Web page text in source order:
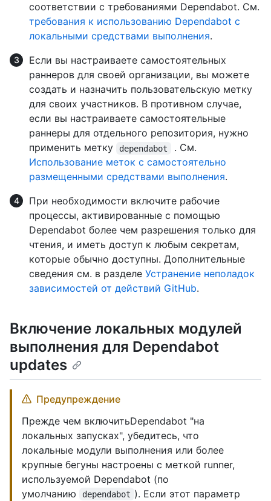
соответствии с требованиями Dependabot. См.
требования к использованию Dependabot с
локальными средствами выполнения.
Если вы настраиваете самостоятельных
раннеров для своей организации, вы можете
создать и назначить пользовательскую метку
для своих участников. В противном случае,
если вы настраиваете самостоятельные
раннеры для отдельного репозитория, нужно
применить метку
dependabot
. См.
Использование меток с самостоятельно
размещенными средствами выполнения.
При необходимости включите рабочие
процессы, активированные с помощью
Dependabot более чем разрешения только для
чтения, и иметь доступ к любым секретам,
которые обычно доступны. Дополнительные
сведения см. в разделе Устранение неполадок
зависимостей от действий GitHub.
Включение локальных модулей
выполнения для Dependabot
updates
Предупреждение
Прежде чем включитьDependabot "на
локальных запусках", убедитесь, что
локальные модули выполнения или более
крупные бегуны настроены с меткой runner,
используемой Dependabot (по
умолчанию
dependabot ). Если этот параметр